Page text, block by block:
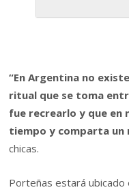
“En Argentina no
ritual que se toma
fue recrearlo y que en
tiempo y comparta un
chicas.
Porteñas estará